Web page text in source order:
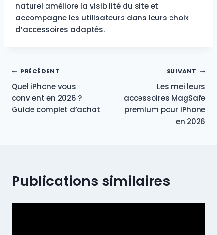
naturel améliore la visibilité du site et
accompagne les utilisateurs dans leurs choix
d’accessoires adaptés.
Navigation
de
l’article
PRÉCÉDENT
Quel iPhone vous
convient en 2026 ?
Guide complet d’achat
SUIVANT
Les meilleurs
accessoires MagSafe
premium pour iPhone
en 2026
Publications similaires